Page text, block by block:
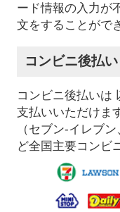
ード情報の入力が
文をすることがで
コンビニ後払い
コンビニ後払いは
支払いいただけま
（セブン-イレブ
ど全国主要コンビ